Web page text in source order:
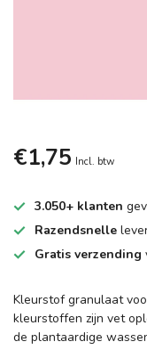
€1,75 Incl. btw
3.050+ klanten
Razendsnelle
Gratis verzending
Kleurstof granulaat
kleurstoffen zijn vet
de plantaardige